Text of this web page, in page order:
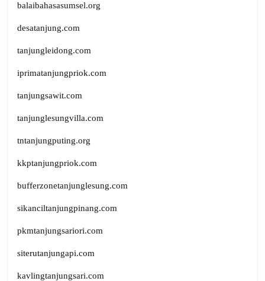
balaibahasasumsel.org
desatanjung.com
tanjungleidong.com
iprimatanjungpriok.com
tanjungsawit.com
tanjunglesungvilla.com
tntanjungputing.org
kkptanjungpriok.com
bufferzonetanjunglesung.com
sikanciltanjungpinang.com
pkmtanjungsariori.com
siterutanjungapi.com
kavlingtanjungsari.com